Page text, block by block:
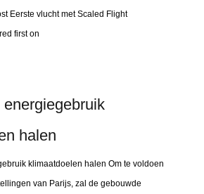
Eerste vlucht met Scaled Flight
first on
halen
klimaatdoelen halen Om te voldoen
van Parijs, zal de gebouwde